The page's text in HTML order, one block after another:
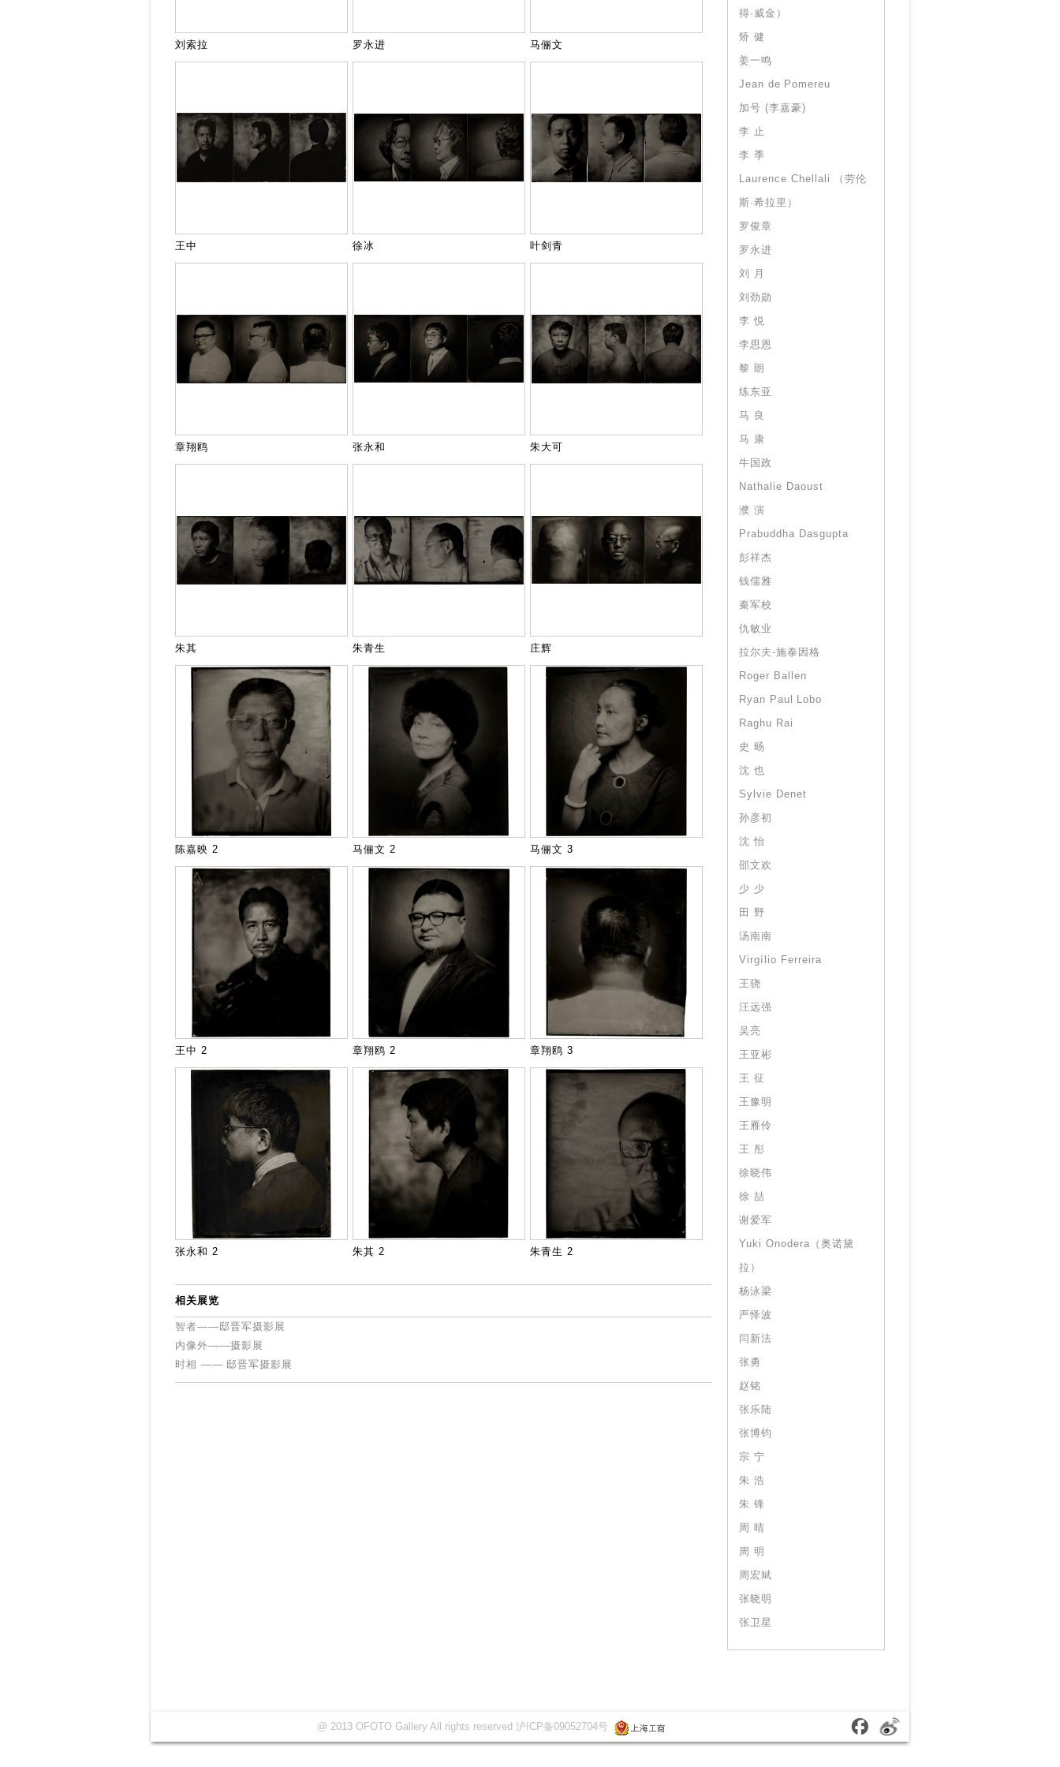
刘索拉 罗永进 马俪文
王中 徐冰 叶剑青
章翔鸥 张永和 朱大可
朱其 朱青生 庄辉
陈嘉映 2 马俪文 2 马俪文 3
王中 2 章翔鸥 2 章翔鸥 3
张永和 2 朱其 2 朱青生 2
相关展览
智者——邸晋军摄影展
内像外——摄影展
时相 —— 邸晋军摄影展
得·威金）
矫 健
姜一鸣
Jean de Pomereu
加号 (李嘉豪)
李 止
李 季
Laurence Chellali （劳伦
斯·希拉里）
罗俊章
罗永进
刘 月
刘劲勋
李 悦
李思恩
黎 朗
练东亚
马 良
马 康
牛国政
Nathalie Daoust
濮 演
Prabuddha Dasgupta
彭祥杰
钱儒雅
秦军校
仇敏业
拉尔夫-施泰因格
Roger Ballen
Ryan Paul Lobo
Raghu Rai
史 旸
沈 也
Sylvie Denet
孙彦初
沈 怡
邵文欢
少 少
田 野
汤南南
Virgílio Ferreira
王骁
汪远强
吴亮
王亚彬
王 征
王豫明
王雁伶
王 彤
徐晓伟
徐 喆
谢爱军
Yuki Onodera（奥诺黛
拉）
杨泳梁
严怿波
闫新法
张勇
赵铭
张乐陆
张博钧
宗 宁
朱 浩
朱 锋
周 晴
周 明
周宏斌
张晓明
张卫星
@ 2013 OFOTO Gallery All rights reserved 沪ICP备09052704号